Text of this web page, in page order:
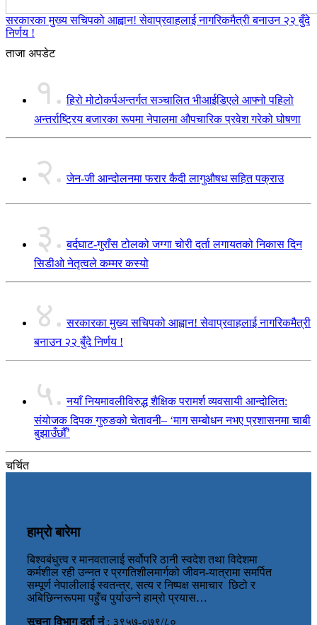
सरकारका मुख्य सचिपको आह्वान! सेवाप्रवाहलाई नागरिकमैत्री बनाउन २२ बुँदे
निर्णय !
ताजा अपडेट
१. हिरो मोटोकर्पअन्तर्गत सञ्चालित भीआईडिएले आफ्नो पहिलो
अन्तर्राष्ट्रिय बजारका रूपमा नेपालमा औपचारिक प्रवेश गरेको घोषणा
२. जेन-जी आन्दोलनमा फरार कैदी लागुऔषध सहित पक्राउ
३. बर्दघाट-गुराँस टोलको जग्गा चोरी दर्ता लगायतको निकास दिन
सिडीओ नेतृत्वले कम्मर कस्यो
४. सरकारका मुख्य सचिपको आह्वान! सेवाप्रवाहलाई नागरिकमैत्री
बनाउन २२ बुँदे निर्णय !
५. नयाँ नियमावलीविरुद्ध शैक्षिक परामर्श व्यवसायी आन्दोलित:
संयोजक दिपक गुरुङको चेतावनी– ‘माग सम्बोधन नभए प्रशासनमा चाबी
बुझाउँछौँ’
चर्चित
हाम्रो बारेमा
बिश्वबंधुत्त्व र मानवतालाई सर्वोपरि ठानी स्वदेश तथा विदेशमा
कर्मशील रही उन्नत र प्रगतिशीलमार्गको जीवन-यात्रामा समर्पित
सम्पूर्ण नेपालीलाई स्वतन्त्र, सत्य र निष्पक्ष समाचार छिटो र
अबिछिन्नरूपमा पहुँच पुर्याउन्ने हाम्रो प्रयास…
सूचना विभाग दर्ता नं: ३९५७-०७९/८०